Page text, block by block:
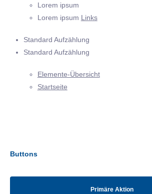
Lorem ipsum
Lorem ipsum Links
Standard Aufzählung
Standard Aufzählung
Elemente-Übersicht
Startseite
Buttons
Primäre Aktion